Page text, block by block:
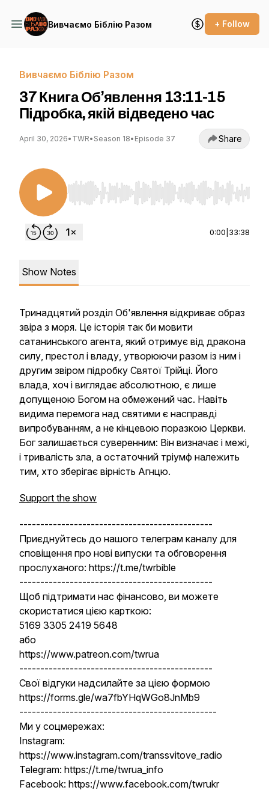
Вивчаємо Біблію Разом + Follow
Вивчаємо Біблію Разом
37 Книга Об’явлення 13:11-15
Підробка, якій відведено час
April 30, 2026• TWR• Season 18• Episode 37 Share
Use Left/Right to seek, Home/End to jump to
0:00 33:38
Show Notes
Тринадцятий розділ Об'явлення відкриває образ
звіра з моря. Це історія так би мовити
сатанинського агента, який отримує від дракона
силу, престол і владу, утворюючи разом із ним і
другим звіром підробку Святої Трійці. Його
влада, хоч і виглядає абсолютною, є лише
допущеною Богом на обмежений час. Навіть
видима перемога над святими є насправді
випробуванням, а не кінцевою поразкою Церкви.
Бог залишається суверенним: Він визначає і межі,
і тривалість зла, а остаточний тріумф належить
тим, хто зберігає вірність Агнцю.
Support the show
----------------------------------------------
Приєднуйтесь до нашого телеграм каналу для
сповіщення про нові випуски та обговорення
прослуханого: https://t.me/twrbible
----------------------------------------------
Щоб підтримати нас фінансово, ви можете
скористатися цією карткою:
5169 3305 2419 5648
або
https://www.patreon.com/twrua
----------------------------------------------
Свої відгуки надсилайте за цією формою
https://forms.gle/wa7fbYHqWGo8JnMb9
-----------------------------------------------
Ми у соцмережах:
Instagram:
https://www.instagram.com/transsvitove_radio
Telegram: https://t.me/twrua_info
Facebook: https://www.facebook.com/twrukr